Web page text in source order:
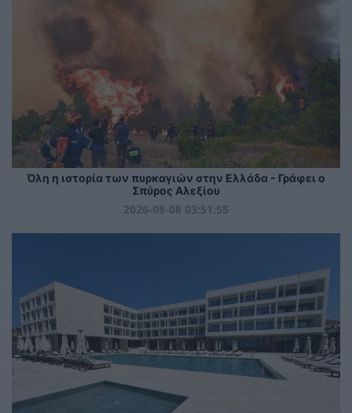
Όλη η ιστορία των πυρκαγιών στην Ελλάδα - Γράφει ο
Σπύρος Αλεξίου
2026-08-08 03:51:55